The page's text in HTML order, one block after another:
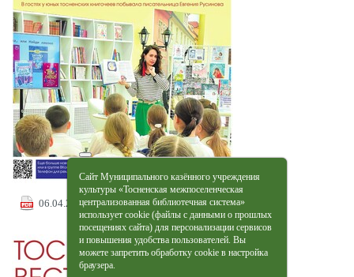
06.04.2026 /Скачать
Сайт Муниципального казённого учреждения
культуры «Тосненская межпоселенческая
централизованная библиотечная система»
использует cookie (файлы с данными о прошлых
посещениях сайта) для персонализации сервисов
и повышения удобства пользователей. Вы
можете запретить обработку cookie в настройка
браузера.